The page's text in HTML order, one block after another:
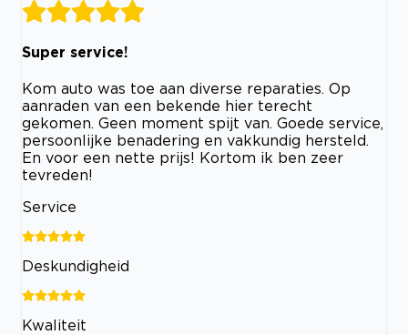
Super service!
Kom auto was toe aan diverse reparaties. Op
aanraden van een bekende hier terecht
gekomen. Geen moment spijt van. Goede service,
persoonlijke benadering en vakkundig hersteld.
En voor een nette prijs! Kortom ik ben zeer
tevreden!
Service
Deskundigheid
Kwaliteit